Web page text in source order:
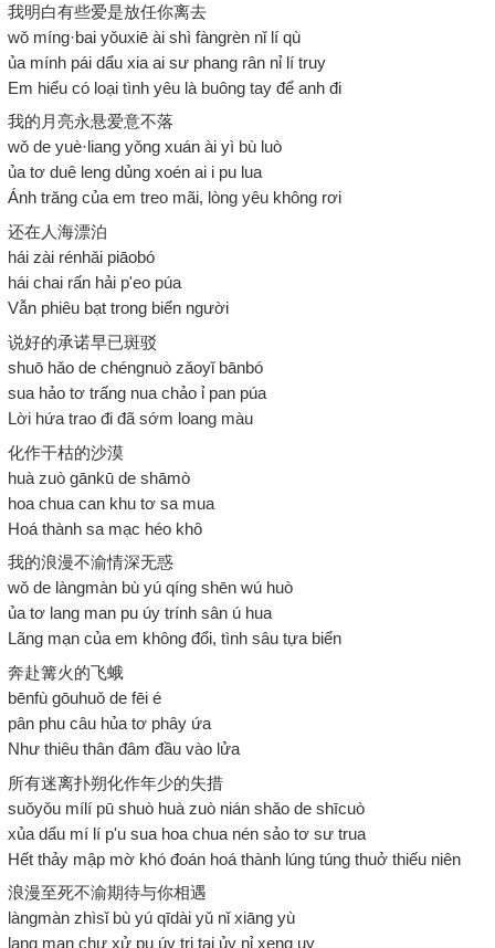
我明白有些爱是放任你离去
wǒ míng·bai yǒuxiē ài shì fàngrèn nǐ lí qù
ủa mính pái dẩu xia ai sư phang rân nỉ lí truy
Em hiểu có loại tình yêu là buông tay để anh đi
我的月亮永悬爱意不落
wǒ de yuè·liang yǒng xuán ài yì bù luò
ủa tơ duê leng dủng xoén ai i pu lua
Ánh trăng của em treo mãi, lòng yêu không rơi
还在人海漂泊
hái zài rénhǎi piāobó
hái chai rấn hải p'eo púa
Vẫn phiêu bạt trong biển người
说好的承诺早已斑驳
shuō hǎo de chéngnuò zǎoyǐ bānbó
sua hảo tơ trấng nua chảo ỉ pan púa
Lời hứa trao đi đã sớm loang màu
化作干枯的沙漠
huà zuò gānkū de shāmò
hoa chua can khu tơ sa mua
Hoá thành sa mạc héo khô
我的浪漫不渝情深无惑
wǒ de làngmàn bù yú qíng shēn wú huò
ủa tơ lang man pu úy trính sân ú hua
Lãng mạn của em không đổi, tình sâu tựa biển
奔赴篝火的飞蛾
bēnfù gōuhuǒ de fēi é
pân phu câu hủa tơ phây ứa
Như thiêu thân đâm đầu vào lửa
所有迷离扑朔化作年少的失措
suǒyǒu mílí pū shuò huà zuò nián shǎo de shīcuò
xủa dẩu mí lí p'u sua hoa chua nén sảo tơ sư trua
Hết thảy mập mờ khó đoán hoá thành lúng túng thuở thiếu niên
浪漫至死不渝期待与你相遇
làngmàn zhìsǐ bù yú qīdài yǔ nǐ xiāng yù
lang man chư xử pu úy tri tai ủy nỉ xeng uy